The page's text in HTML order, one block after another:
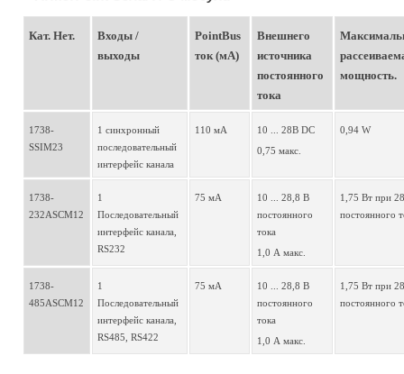
Кат. Нет.
Входы /
выходы
PointBus
ток (мА)
Внешнего
источника
постоянного
тока
мощность.
1738-
SSIM23
1 синхронный
последовательный
интерфейс канала
110 мА
10 ... 28В DC
0,75 макс.
0,94 W
1738-
232ASCM12
1
Последовательный
интерфейс канала,
RS232
75 мА
10 ... 28,8 В
постоянного
тока
1,0 А макс.
1,75 Вт при
постоянного
1738-
485ASCM12
1
Последовательный
интерфейс канала,
RS485, RS422
75 мА
10 ... 28,8 В
постоянного
тока
1,0 А макс.
1,75 Вт при
постоянного